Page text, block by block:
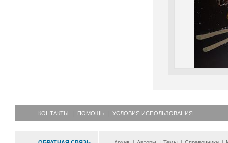
КОНТАКТЫ ПОМОЩЬ УСЛОВИЯ ИСПОЛЬЗОВАНИЯ